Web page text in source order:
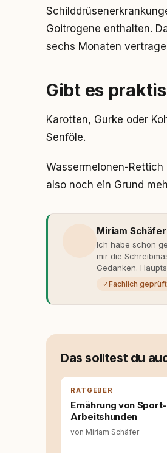
Goitrogene enthalten.
sechs Monaten
Gibt es
Karotten, Gurke oder
Senföle.
Wassermelonen-
also noch ein Grund
Miriam Schäfer
Ich habe schon
mir die
Gedanken.
eher skeptisch,
dank Roger -
betreue die
dass sie
Bereitschaft zum
✓Fachlich
Das solltest du
RATGEBER
Ernährung von
Arbeitshunden
von Miriam Schäfer